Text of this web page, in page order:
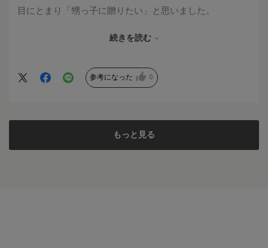
目にとまり「甥っ子に贈りたい」と思いました。
これからますます暑くなりので、たくさんそうめん食べて
続きを読む
参考になった 0
もっと見る